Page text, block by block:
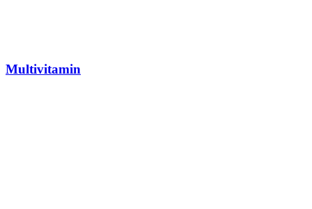
Multivitamin